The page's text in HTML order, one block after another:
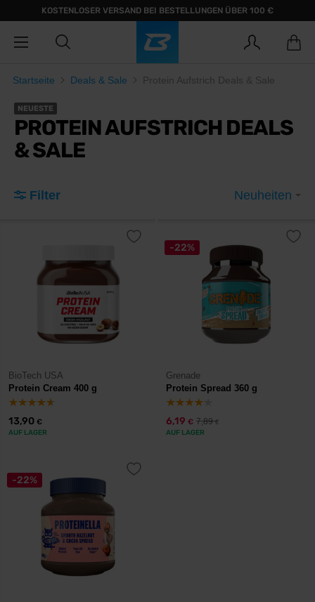
KOSTENLOSER VERSAND BEI BESTELLUNGEN ÜBER 100 €
Startseite Deals & Sale Protein Aufstrich Deals & Sale
NEUESTE
PROTEIN AUFSTRICH DEALS
& SALE
Filter Neuheiten
BioTech USA
Protein Cream 400 g
13,90 €
AUF LAGER
-22%
Grenade
Protein Spread 360 g
6,19 € 7,89€
AUF LAGER
-22%